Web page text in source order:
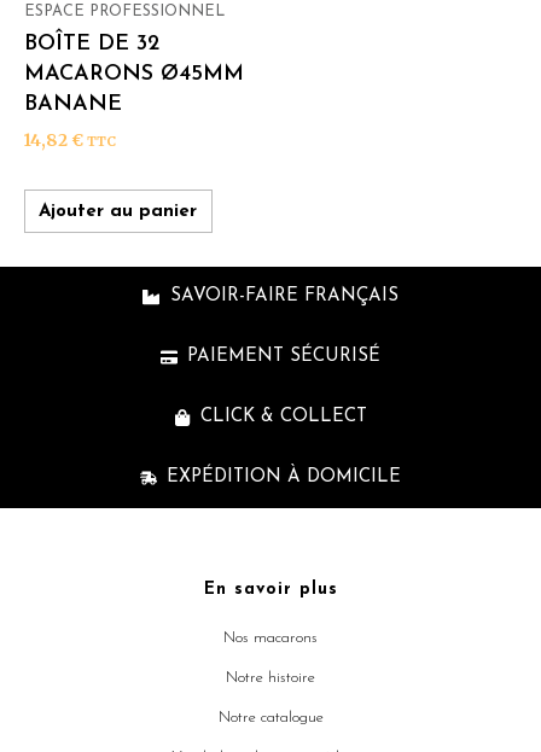
ESPACE PROFESSIONNEL
BOÎTE DE 32
MACARONS Ø45MM
BANANE
14,82 € TTC
Ajouter au panier
SAVOIR-FAIRE FRANÇAIS
PAIEMENT SÉCURISÉ
CLICK & COLLECT
EXPÉDITION À DOMICILE
En savoir plus
Nos macarons
Notre histoire
Notre catalogue